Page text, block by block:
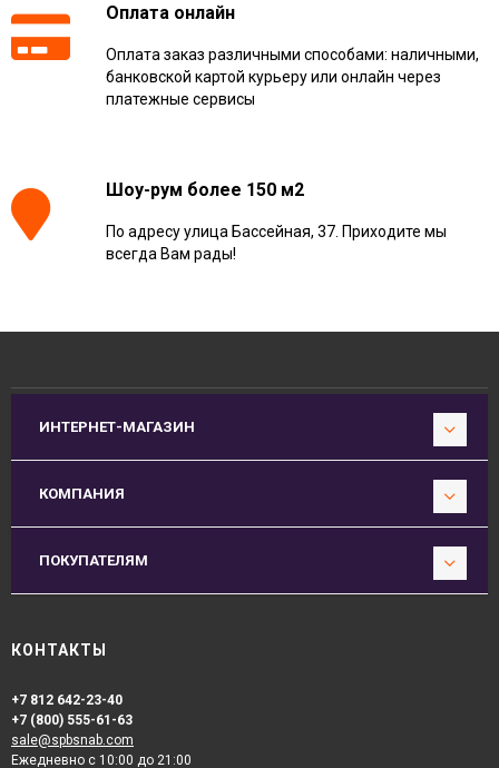
Оплата онлайн
Оплата заказ различными способами: наличными,
банковской картой курьеру или онлайн через
платежные сервисы
Шоу-рум более 150 м2
По адресу улица Бассейная, 37. Приходите мы
всегда Вам рады!
ИНТЕРНЕТ-МАГАЗИН
КОМПАНИЯ
ПОКУПАТЕЛЯМ
КОНТАКТЫ
+7 812 642-23-40
+7 (800) 555-61-63
sale@spbsnab.com
Ежедневно с 10:00 до 21:00